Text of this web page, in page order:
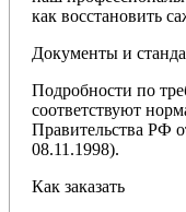
как восстановить
Документы и
Подробности по
соответствуют
Правительства РФ
08.11.1998).
Как заказать